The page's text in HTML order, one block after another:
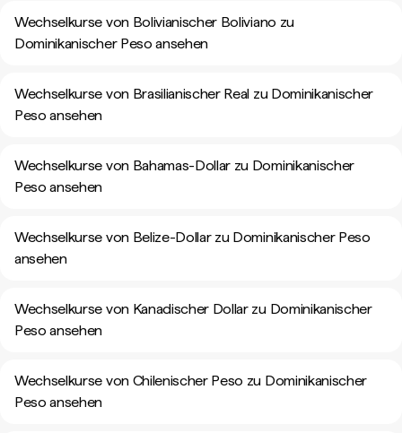
Wechselkurse von Bolivianischer Boliviano zu
Dominikanischer Peso ansehen
Wechselkurse von Brasilianischer Real zu Dominikanischer
Peso ansehen
Wechselkurse von Bahamas-Dollar zu Dominikanischer
Peso ansehen
Wechselkurse von Belize-Dollar zu Dominikanischer Peso
ansehen
Wechselkurse von Kanadischer Dollar zu Dominikanischer
Peso ansehen
Wechselkurse von Chilenischer Peso zu Dominikanischer
Peso ansehen